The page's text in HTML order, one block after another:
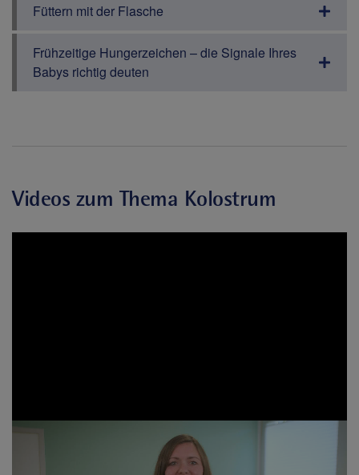
Füttern mit der Flasche
Frühzeitige Hungerzeichen – die Signale Ihres
Babys richtig deuten
Videos zum Thema Kolostrum